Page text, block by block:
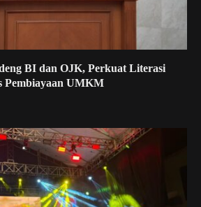
BI dan OJK, Perkuat Literasi
Pembiayaan UMKM